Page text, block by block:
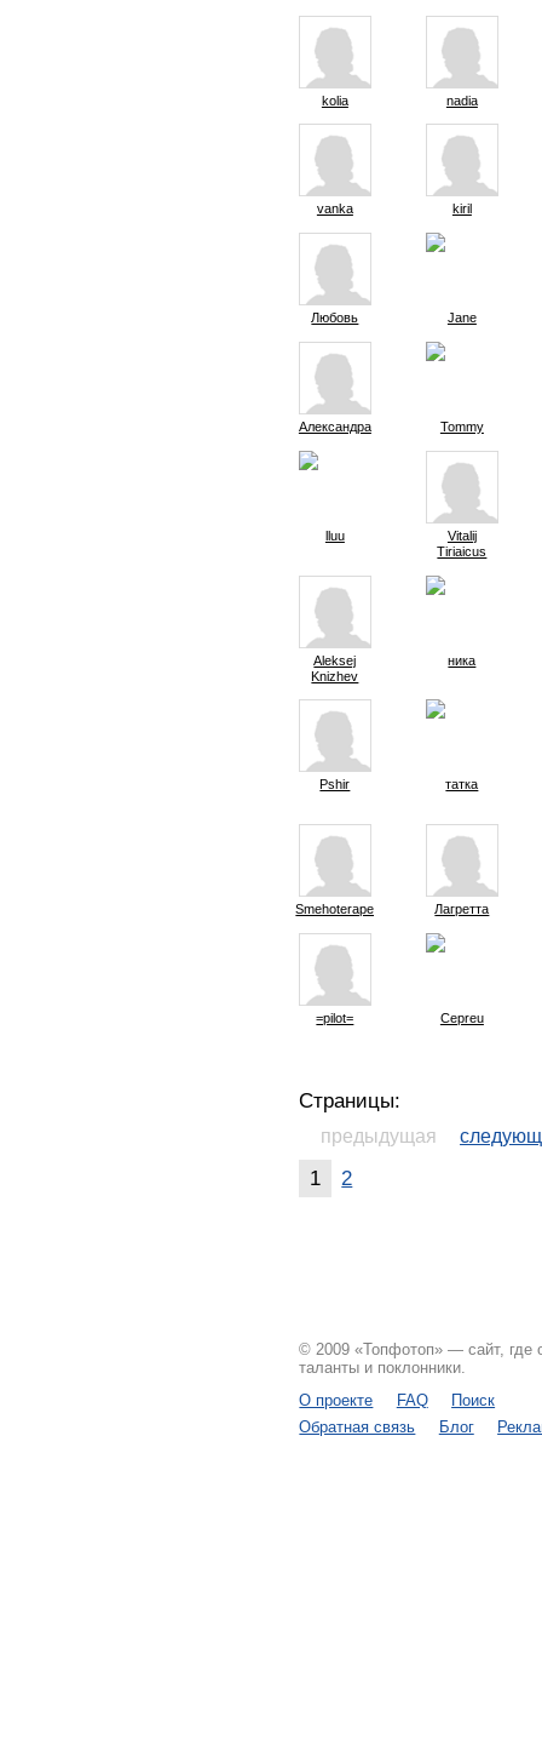
kolia nadia
vanka kiril
Любовь Jane
Александра Tommy
lluu
Vitalij
Tiriaicus
Aleksej
Knizhev
ника
Pshir татка
Smehoterapevt Лагретта
=pilot= Cepreu
Страницы:
предыдущая
1 2
© 2009 «Топфотоп» — сайт, где
таланты и поклонники.
О проекте
FAQ
Поиск
Обратная связь
Блог